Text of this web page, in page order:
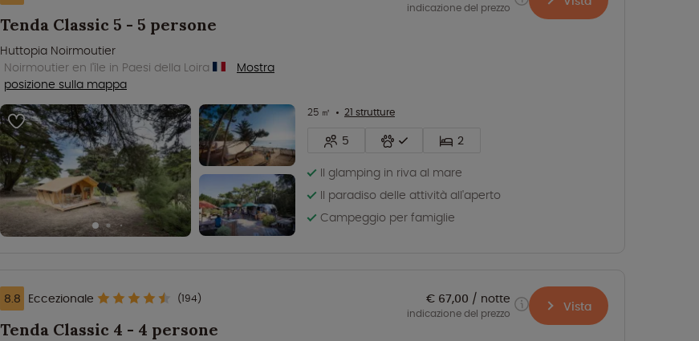
Tenda Classic 5 - 5 persone
Huttopia Noirmoutier
Noirmoutier en l'île in Paesi della Loira
Mostra
posizione sulla mappa
25 ㎡ 21 strutture
5
2
Il glamping in riva al mare
Il paradiso delle attività all'aperto
Campeggio per famiglie
indicazione del prezzo
8.8 Eccezionale (194)
Tenda Classic 4 - 4 persone
€ 67,00 notte
indicazione del prezzo Vista